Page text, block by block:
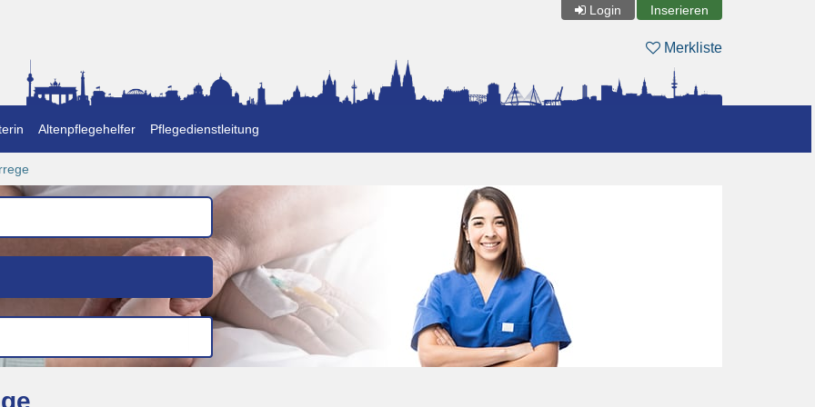
Login Inserieren
Merkliste
Altenpflegehelfer Pflegedienstleitung